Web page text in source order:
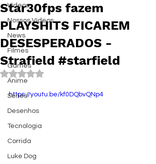
Vídeos
Nossos Vídeos
News
Filmes
Games
Anime
Series
Desenhos
Tecnologia
Corrida
Luke Dog
Star30fps fazem
PLAYSHITS FICAREM
DESESPERADOS -
Strafield #starfield
Avaliado com NaN de 5 estrelas.
https://youtu.be/kf0DQbvQNp4